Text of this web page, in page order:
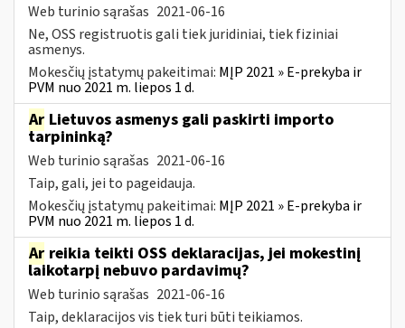
Web turinio sąrašas 2021-06-16
Ne, OSS registruotis gali tiek juridiniai, tiek fiziniai
asmenys.
Mokesčių įstatymų pakeitimai: MĮP 2021 » E-prekyba ir
PVM nuo 2021 m. liepos 1 d.
Ar Lietuvos asmenys gali paskirti importo
tarpininką?
Web turinio sąrašas 2021-06-16
Taip, gali, jei to pageidauja.
Mokesčių įstatymų pakeitimai: MĮP 2021 » E-prekyba ir
PVM nuo 2021 m. liepos 1 d.
Ar reikia teikti OSS deklaracijas, jei mokestinį
laikotarpį nebuvo pardavimų?
Web turinio sąrašas 2021-06-16
Taip, deklaracijos vis tiek turi būti teikiamos.